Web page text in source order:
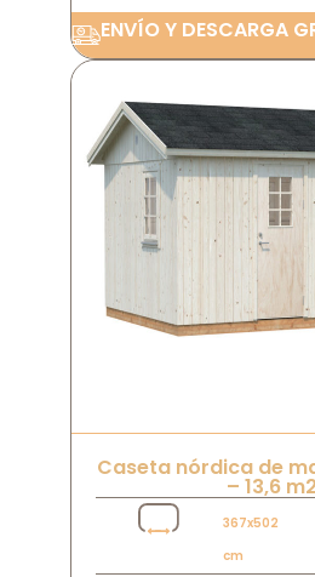
ENVÍO Y DESCARGA
Caseta nórdica de
– 13,6 m2
367x502
cm